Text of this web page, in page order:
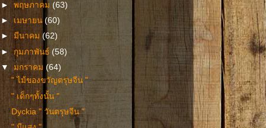
►พฤษภาคม(63)
► เมษายน(60)
►มีนาคม(62)
► กุมภาพันธ์(58)
▼มกราคม(64)
" ไม้ของขวัญตรุษจีน "
" เด็กๆทั้งนั้น "
Dyckia " วันตรุษจีน "